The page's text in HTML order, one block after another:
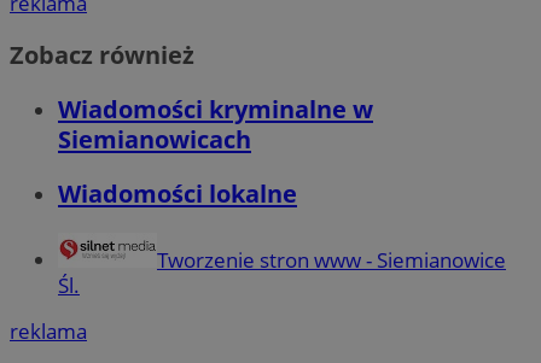
Zobacz również
Wiadomości kryminalne w
Siemianowicach
Wiadomości lokalne
Tworzenie stron www - Siemianowice
Śl.
reklama